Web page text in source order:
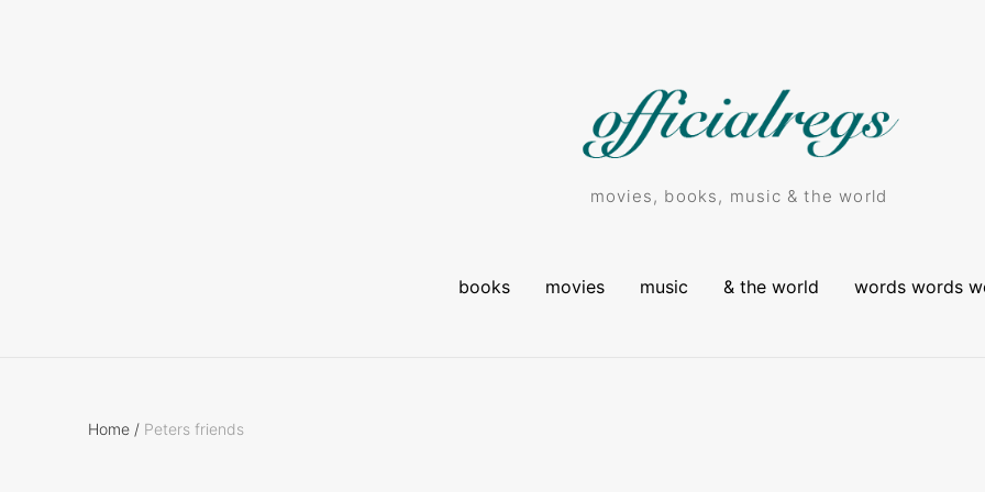
movies, books, music & the world
books movies music & the world words words
Home / Peters friends